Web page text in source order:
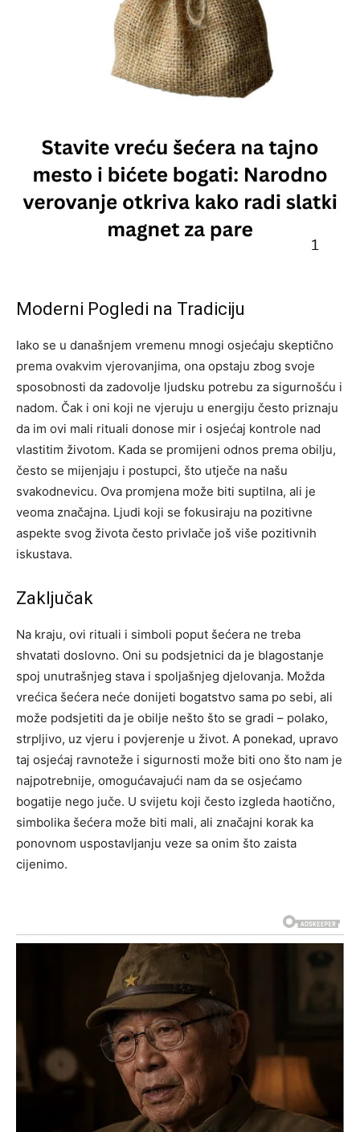
Moderni Pogledi na Tradiciju
Iako se u današnjem vremenu mnogi osjećaju skeptično
prema ovakvim vjerovanjima, ona opstaju zbog svoje
sposobnosti da zadovolje ljudsku potrebu za sigurnošću i
nadom. Čak i oni koji ne vjeruju u energiju često priznaju
da im ovi mali rituali donose mir i osjećaj kontrole nad
vlastitim životom. Kada se promijeni odnos prema obilju,
često se mijenjaju i postupci, što utječe na našu
svakodnevicu. Ova promjena može biti suptilna, ali je
veoma značajna. Ljudi koji se fokusiraju na pozitivne
aspekte svog života često privlače još više pozitivnih
iskustava.
Zaključak
Na kraju, ovi rituali i simboli poput šećera ne treba
shvatati doslovno. Oni su podsjetnici da je blagostanje
spoj unutrašnjeg stava i spoljašnjeg djelovanja. Možda
vrećica šećera neće donijeti bogatstvo sama po sebi, ali
može podsjetiti da je obilje nešto što se gradi – polako,
strpljivo, uz vjeru i povjerenje u život. A ponekad, upravo
taj osjećaj ravnoteže i sigurnosti može biti ono što nam je
najpotrebnije, omogućavajući nam da se osjećamo
bogatije nego juče. U svijetu koji često izgleda haotično,
simbolika šećera može biti mali, ali značajni korak ka
ponovnom uspostavljanju veze sa onim što zaista
cijenimo.